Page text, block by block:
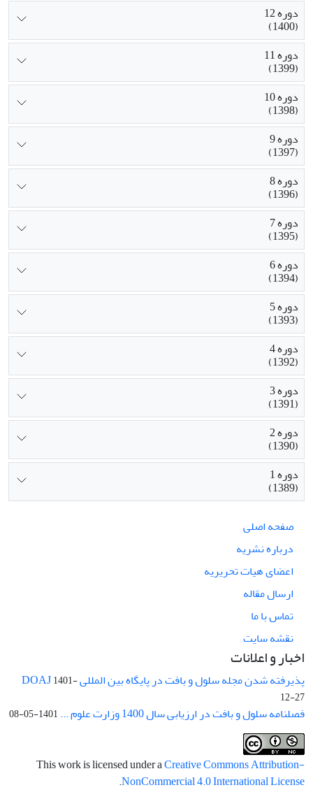
دوره 12
(1400)
دوره 11
(1399)
دوره 10
(1398)
دوره 9
(1397)
دوره 8
(1396)
دوره 7
(1395)
دوره 6
(1394)
دوره 5
(1393)
دوره 4
(1392)
دوره 3
(1391)
دوره 2
(1390)
دوره 1
(1389)
صفحه اصلی
درباره نشریه
اعضای هیات تحریریه
ارسال مقاله
تماس با ما
نقشه سایت
اخبار و اعلانات
پذیرفته شدن مجله سلول و بافت در پایگاه بین المللی DOAJ1401-
12-27
فصلنامه سلول و بافت در ارزیابی سال 1400 وزارت علوم ... 1401-05-08
This work is licensed under aCreative Commons Attribution-
NonCommercial 4.0 International License
.